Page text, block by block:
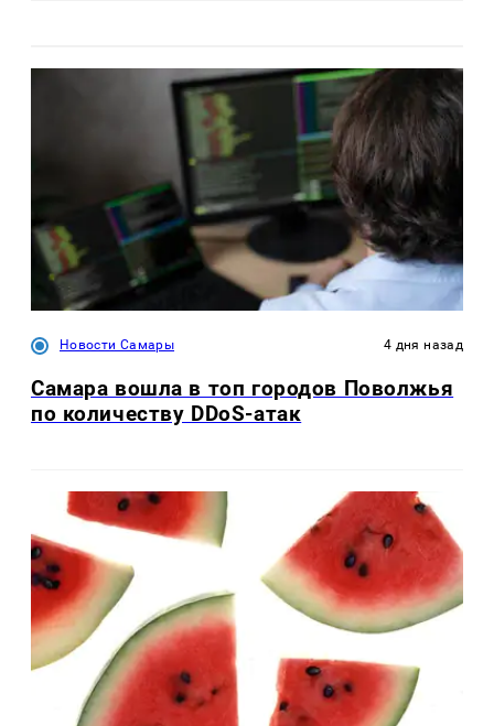
Новости Самары 4 дня назад
Самара вошла в топ городов Поволжья
по количеству DDoS-атак